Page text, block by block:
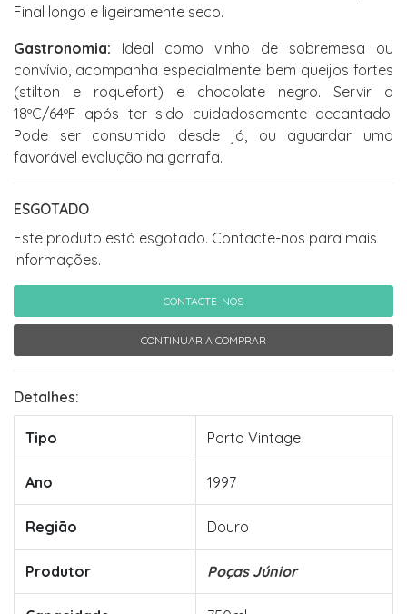
Final longo e ligeiramente seco.
Gastronomia: Ideal como vinho de sobremesa ou
convívio, acompanha especialmente bem queijos fortes
(stilton e roquefort) e chocolate negro. Servir a
18ºC/64ºF após ter sido cuidadosamente decantado.
Pode ser consumido desde já, ou aguardar uma
favorável evolução na garrafa.
ESGOTADO
Este produto está esgotado. Contacte-nos para mais
informações.
CONTACTE-NOS
CONTINUAR A COMPRAR
Detalhes:
Tipo Porto Vintage
Ano 1997
Região Douro
Produtor Poças Júnior